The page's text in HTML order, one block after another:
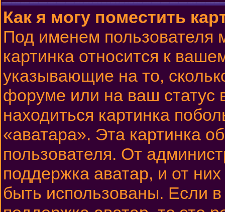
Как я могу поместить
Под именем пользователя
картинка относится к
указывающие на то,
форуме или на ваш
находиться картинка
«аватара». Эта картинка
пользователя. От
поддержка аватар, и от
быть использованы. Если